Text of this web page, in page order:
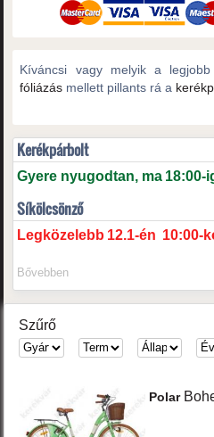
Kíváncsi vagy melyik a
fóliázás mellett pillants rá a
Kerékpárbolt
Gyere nyugodtan, ma 18:00-
Síkölcsönző
Legközelebb 12.1-én 10:00-
Bővebben
Szűrő
Polar